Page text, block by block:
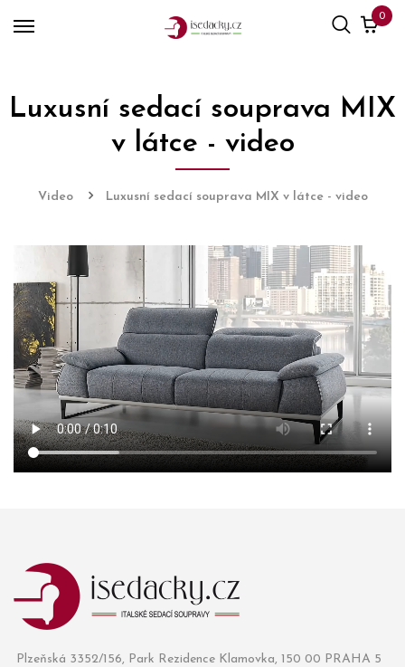
0
Luxusní sedací souprava MIX
v látce - video
Video Luxusní sedací souprava MIX v látce - video
Plzeňská 3352/156, Park Rezidence Klamovka, 150 00 PRAHA 5